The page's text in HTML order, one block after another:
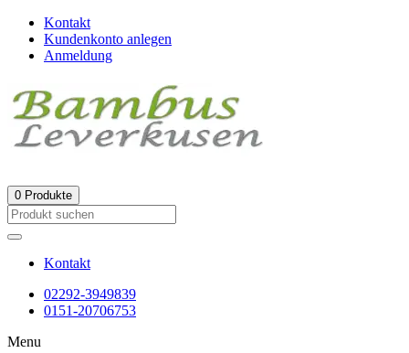
Kontakt
Kundenkonto anlegen
Anmeldung
0 Produkte
Kontakt
02292-3949839
0151-20706753
Menu